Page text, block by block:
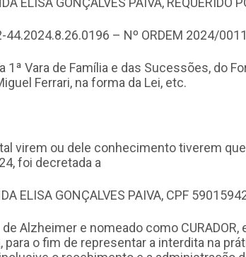
44.2024.8.26.0196 – Nº ORDEM 2024/
1ª Vara de Família e das Sucessões, do
Ferrari, na forma da Lei, etc.
virem ou dele conhecimento tiverem
foi decretada a
ELISA GONÇALVES PAIVA, CPF
Alzheimer e nomeado como CURADOR,
para o fim de representar a interdita na